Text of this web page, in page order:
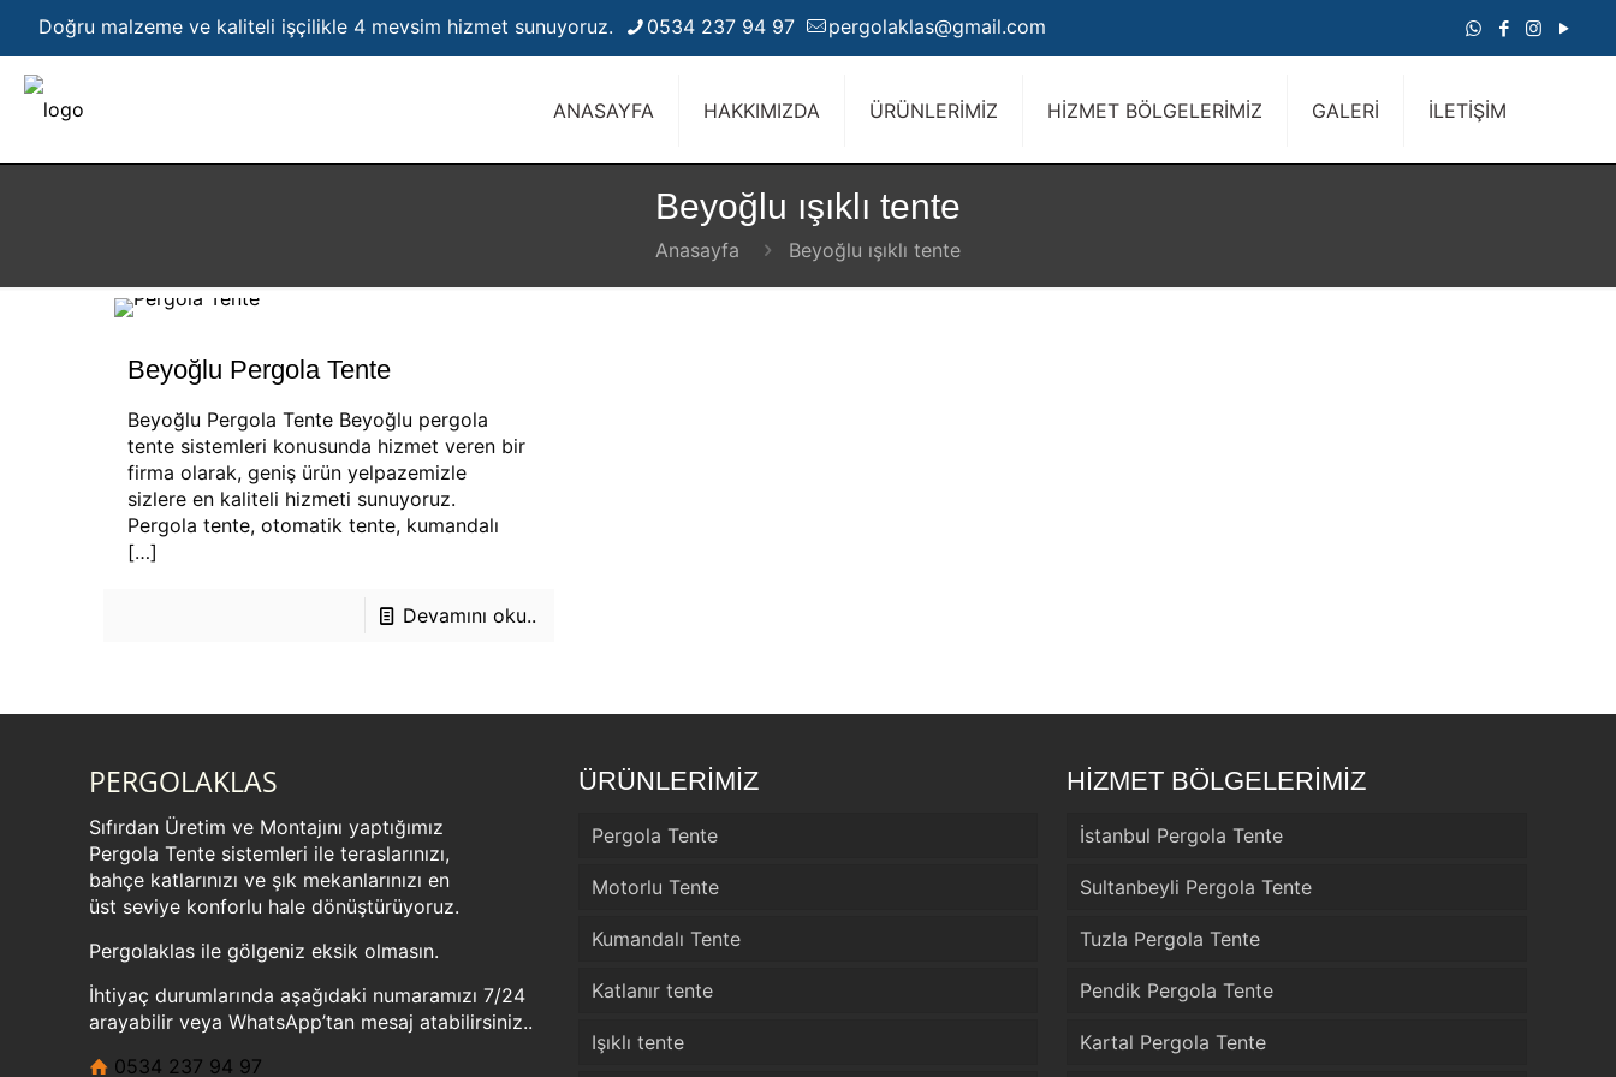
Doğru malzeme ve kaliteli işçilikle 4 mevsim hizmet sunuyoruz. 0534 237 94 97 pergolaklas@gmail.com
ANASAYFA HAKKIMIZDA ÜRÜNLERİMİZ HİZMET BÖLGELERİMİZ GALERİ İLETİŞİM
Beyoğlu ışıklı tente
Anasayfa Beyoğlu ışıklı tente
Beyoğlu Pergola Tente
Beyoğlu Pergola Tente Beyoğlu pergola
tente sistemleri konusunda hizmet veren bir
firma olarak, geniş ürün yelpazemizle
sizlere en kaliteli hizmeti sunuyoruz.
Pergola tente, otomatik tente, kumandalı
[…]
Devamını oku..
PERGOLAKLAS
Sıfırdan Üretim ve Montajını yaptığımız
Pergola Tente sistemleri ile teraslarınızı,
bahçe katlarınızı ve şık mekanlarınızı en
üst seviye konforlu hale dönüştürüyoruz.
Pergolaklas ile gölgeniz eksik olmasın.
İhtiyaç durumlarında aşağıdaki numaramızı 7/24
arayabilir veya WhatsApp’tan mesaj atabilirsiniz..
0534 237 94 97
ÜRÜNLERİMİZ
Pergola Tente
Motorlu Tente
Kumandalı Tente
Katlanır tente
Işıklı tente
HİZMET BÖLGELERİMİZ
İstanbul Pergola Tente
Sultanbeyli Pergola Tente
Tuzla Pergola Tente
Pendik Pergola Tente
Kartal Pergola Tente